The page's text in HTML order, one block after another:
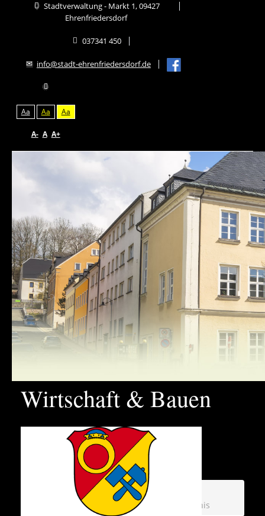
Stadtverwaltung - Markt 1, 09427
Ehrenfriedersdorf
037341 450
info@stadt-ehrenfriedersdorf.de
Aa Aa Aa
A- A A+
Wirtschaft & Bauen
Aktuelle Seite: Startseite
Wirtschaft & Bauen
Branchenverzeichnis